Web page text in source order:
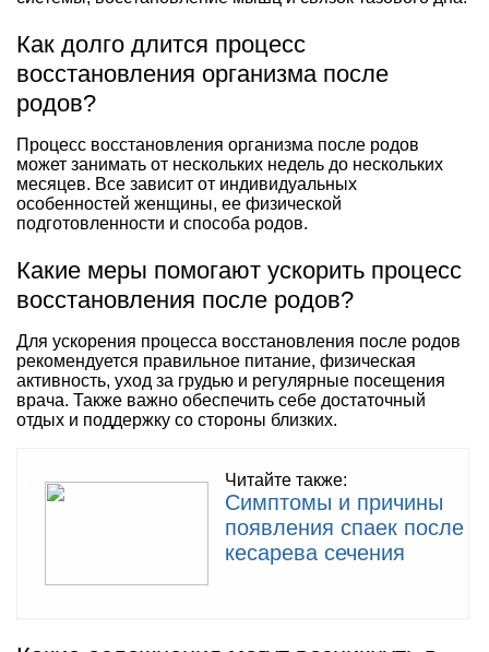
Как долго длится процесс
восстановления организма после
родов?
Процесс восстановления организма после родов
может занимать от нескольких недель до нескольких
месяцев. Все зависит от индивидуальных
особенностей женщины, ее физической
подготовленности и способа родов.
Какие меры помогают ускорить процесс
восстановления после родов?
Для ускорения процесса восстановления после родов
рекомендуется правильное питание, физическая
активность, уход за грудью и регулярные посещения
врача. Также важно обеспечить себе достаточный
отдых и поддержку со стороны близких.
Читайте также:
Симптомы и причины
появления спаек после
кесарева сечения